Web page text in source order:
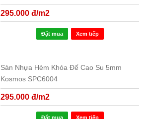
295.000 đ/m2
Đặt mua Xem tiếp
Sàn Nhựa Hèm Khóa Đế Cao Su 5mm
Kosmos SPC6004
295.000 đ/m2
Đặt mua Xem tiếp